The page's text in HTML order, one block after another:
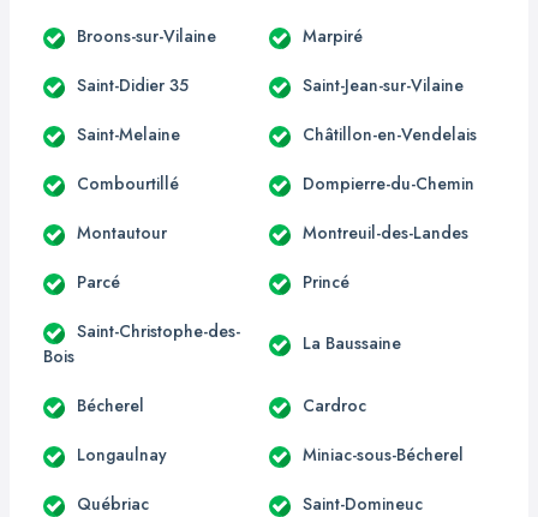
Broons-sur-Vilaine Marpiré
Saint-Didier 35 Saint-Jean-sur-Vilaine
Saint-Melaine Châtillon-en-Vendelais
Combourtillé Dompierre-du-Chemin
Montautour Montreuil-des-Landes
Parcé Princé
Saint-Christophe-des-
Bois
La Baussaine
Bécherel Cardroc
Longaulnay Miniac-sous-Bécherel
Québriac Saint-Domineuc